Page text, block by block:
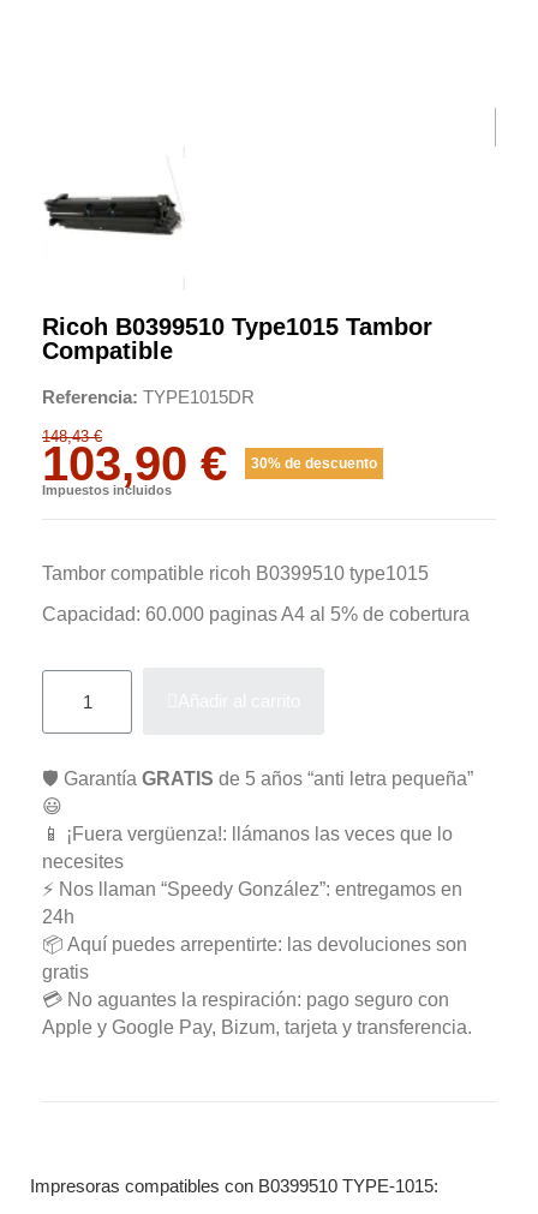
Ricoh B0399510 Type1015 Tambor
Compatible
Referencia TYPE1015DR
148,43 €
103,90 € 30% de descuento
Impuestos incluidos
Tambor compatible ricoh B0399510 type1015
Capacidad: 60.000 paginas A4 al 5% de cobertura
🛡️ Garantía GRATIS de 5 años “anti letra pequeña”
😃
📱 ¡Fuera vergüenza!: llámanos las veces que lo
necesites
⚡ Nos llaman “Speedy González”: entregamos en
24h
📦 Aquí puedes arrepentirte: las devoluciones son
gratis
💳 No aguantes la respiración: pago seguro con
Apple y Google Pay, Bizum, tarjeta y transferencia.
Impresoras compatibles con B0399510 TYPE-1015: